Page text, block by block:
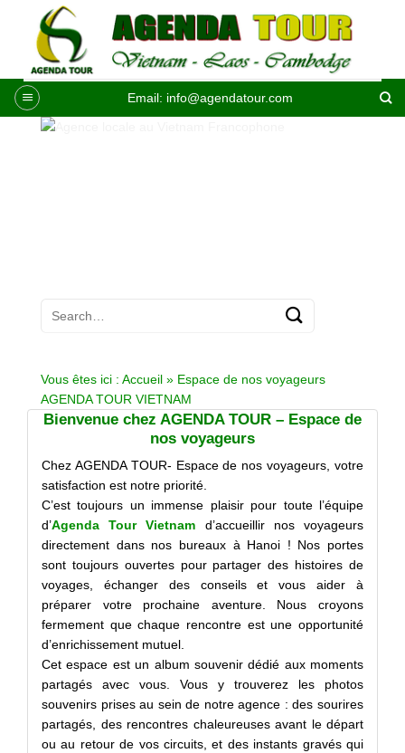
contenu
Email: info@agendatour.com
Vous êtes ici : Accueil » Espace de nos voyageurs
AGENDA TOUR VIETNAM
Bienvenue chez AGENDA TOUR – Espace de
nos voyageurs
Chez AGENDA TOUR- Espace de nos voyageurs, votre
satisfaction est notre priorité.
C’est toujours un immense plaisir pour toute l’équipe
d’Agenda Tour Vietnam d’accueillir nos voyageurs
directement dans nos bureaux à Hanoi ! Nos portes
sont toujours ouvertes pour partager des histoires de
voyages, échanger des conseils et vous aider à
préparer votre prochaine aventure. Nous croyons
fermement que chaque rencontre est une opportunité
d’enrichissement mutuel.
Cet espace est un album souvenir dédié aux moments
partagés avec vous. Vous y trouverez les photos
souvenirs prises au sein de notre agence : des sourires
partagés, des rencontres chaleureuses avant le départ
ou au retour de vos circuits, et des instants gravés qui